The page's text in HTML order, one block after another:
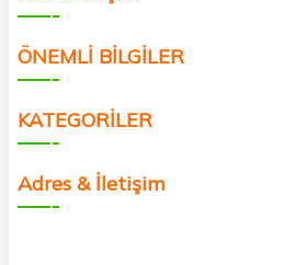
ÖNEMLİ BİLGİLER
KATEGORİLER
Adres & İletişim